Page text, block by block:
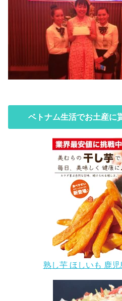
ベトナム生活でお土産に
熟し芋 ほしいも 鹿児